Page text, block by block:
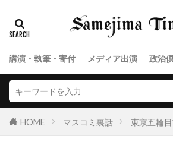
講演・執筆・寄付 メディア出演 政治
HOME マスコミ裏話 東京五輪